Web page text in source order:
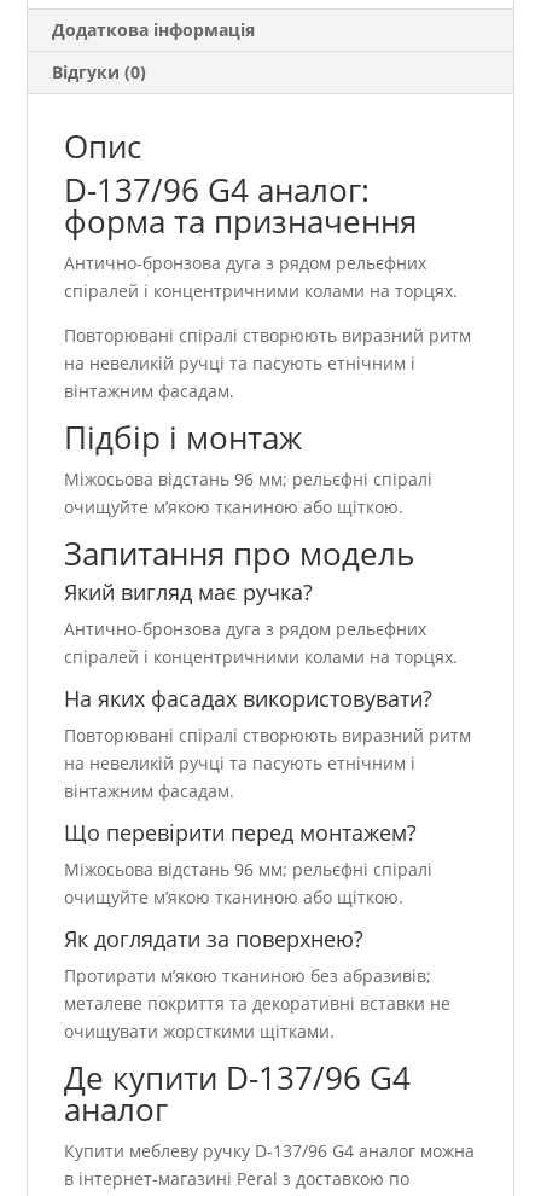
Додаткова інформація
Відгуки (0)
Опис
D-137/96 G4 аналог:
форма та призначення
Антично-бронзова дуга з рядом рельєфних
спіралей і концентричними колами на торцях.
Повторювані спіралі створюють виразний ритм
на невеликій ручці та пасують етнічним і
вінтажним фасадам.
Підбір і монтаж
Міжосьова відстань 96 мм; рельєфні спіралі
очищуйте м’якою тканиною або щіткою.
Запитання про модель
Який вигляд має ручка?
Антично-бронзова дуга з рядом рельєфних
спіралей і концентричними колами на торцях.
На яких фасадах використовувати?
Повторювані спіралі створюють виразний ритм
на невеликій ручці та пасують етнічним і
вінтажним фасадам.
Що перевірити перед монтажем?
Міжосьова відстань 96 мм; рельєфні спіралі
очищуйте м’якою тканиною або щіткою.
Як доглядати за поверхнею?
Протирати м’якою тканиною без абразивів;
металеве покриття та декоративні вставки не
очищувати жорсткими щітками.
Де купити D-137/96 G4
аналог
Купити меблеву ручку D-137/96 G4 аналог можна
в інтернет-магазині Peral з доставкою по